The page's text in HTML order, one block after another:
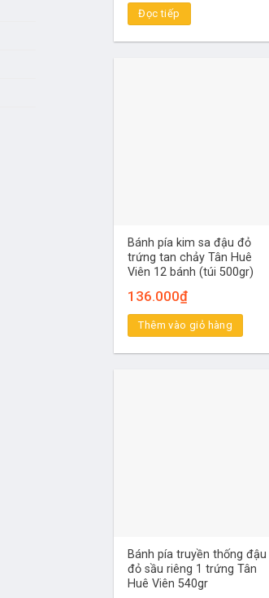
Đọc tiếp
Bánh pía kim sa đậu đỏ
trứng tan chảy Tân Huê
Viên 12 bánh (túi 500gr)
136.000₫
Thêm vào giỏ hàng
Bánh pía truyền thống đậu
đỏ sầu riêng 1 trứng Tân
Huê Viên 540gr